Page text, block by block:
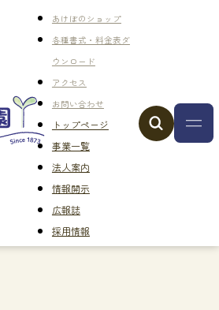
あけぼのショップ
各種書式・料金表ダ
ウンロード
アクセス
お問い合わせ
トップページ
事業一覧
法人案内
情報開示
広報誌
採用情報